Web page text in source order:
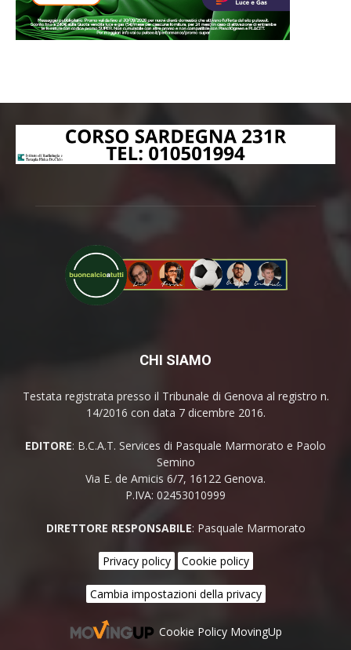
CHI SIAMO
Testata registrata presso il Tribunale di Genova al registro n.
14/2016 con data 7 dicembre 2016.
EDITORE: B.C.A.T. Services di Pasquale Marmorato e Paolo
Semino
Via E. de Amicis 6/7, 16122 Genova.
P.IVA: 02453010999
DIRETTORE RESPONSABILE: Pasquale Marmorato
Privacy policy Cookie policy
Cambia impostazioni della privacy
Cookie Policy MovingUp